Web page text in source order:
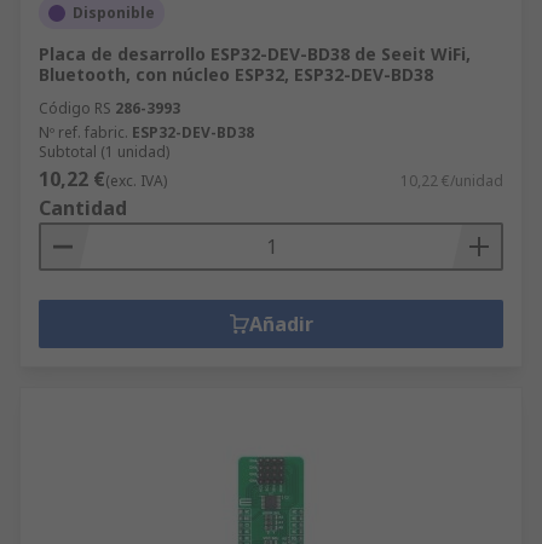
Disponible
Placa de desarrollo ESP32-DEV-BD38 de Seeit WiFi,
Bluetooth, con núcleo ESP32, ESP32-DEV-BD38
Código RS 286-3993
Nº ref. fabric. ESP32-DEV-BD38
Subtotal (1 unidad)
10,22 €(exc. IVA) 10,22 €/unidad
Cantidad
Añadir